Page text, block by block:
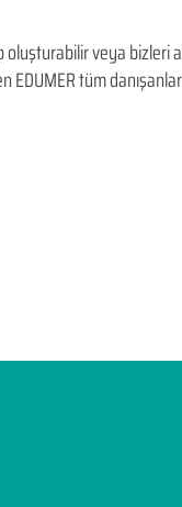
oluşturabilir veya bizleri
tüm